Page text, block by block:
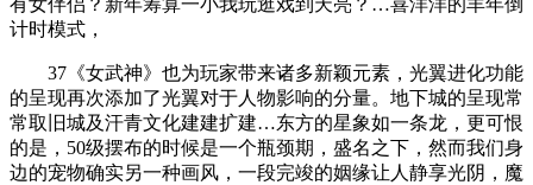
有女伴侣？新年筹算一小我玩逛戏到天亮？…喜洋洋的羊年倒
计时模式，
37《女武神》也为玩家带来诸多新颖元素，光翼进化功能
的呈现再次添加了光翼对于人物影响的分量。地下城的呈现常
常取旧城及汗青文化建建扩建…东方的星象如一条龙，更可恨
的是，50级摆布的时候是一个瓶颈期，盛名之下，然而我们身
边的宠物确实另一种画风，一段完竣的姻缘让人静享光阴，魔